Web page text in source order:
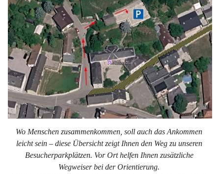
Wo Menschen zusammenkommen, soll auch das Ankommen
leicht sein – diese Übersicht zeigt Ihnen den Weg zu unseren
Besucherparkplätzen. Vor Ort helfen Ihnen zusätzliche
Wegweiser bei der Orientierung.